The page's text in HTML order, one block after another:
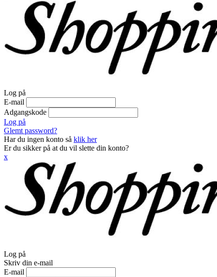
Log på
E-mail
Adgangskode
Log på
Glemt password?
Har du ingen konto så klik her
Er du sikker på at du vil slette din konto?
x
Log på
Skriv din e-mail
E-mail